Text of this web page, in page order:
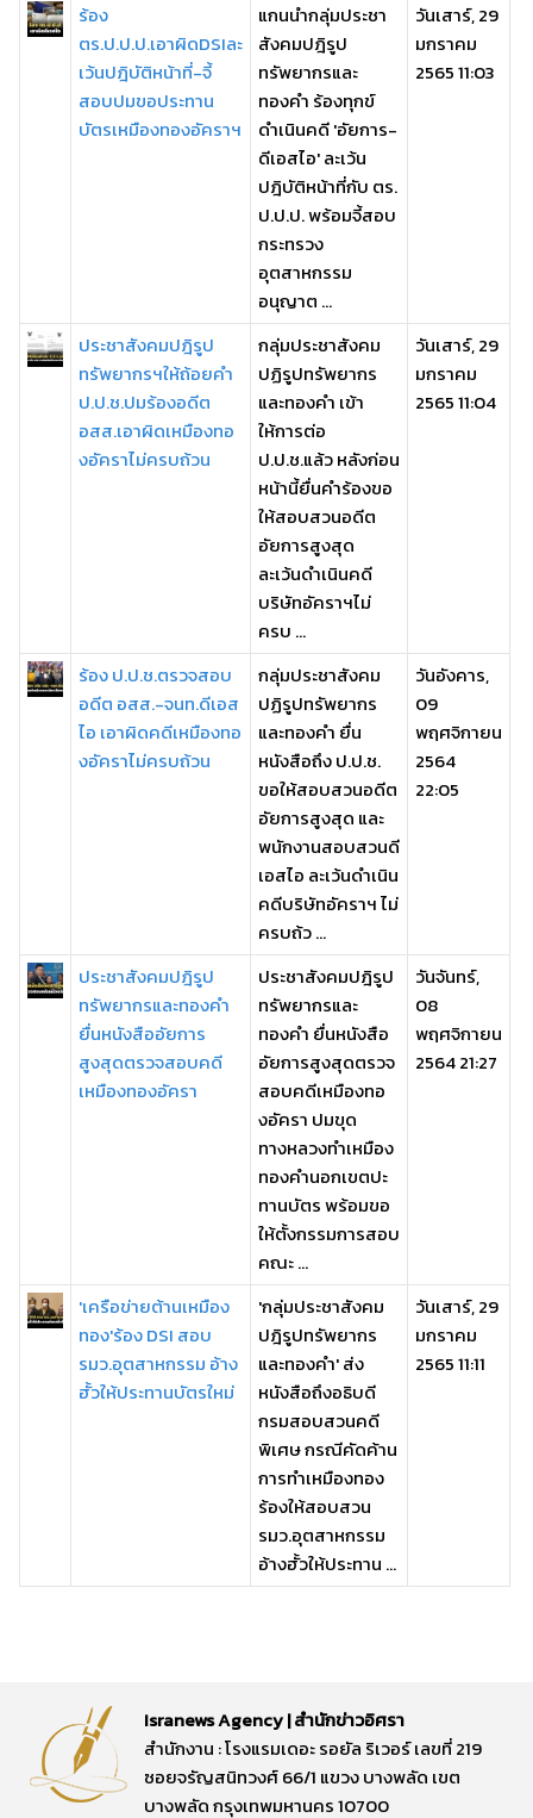
ร้อง
ตร.ป.ป.ป.เอาผิดDSIละ
เว้นปฎิบัติหน้าที่-จี้
สอบปมขอประทาน
บัตรเหมืองทองอัคราฯ
แกนนำกลุ่มประชา
สังคมปฎิรูป
ทรัพยากรและ
ทองคำ ร้องทุกข์
ดำเนินคดี 'อัยการ-
ดีเอสไอ' ละเว้น
ปฎิบัติหน้าที่กับ ตร.
ป.ป.ป. พร้อมจี้สอบ
กระทรวง
อุตสาหกรรม
อนุญาต ...
วันเสาร์, 29
มกราคม
2565 11:03
ประชาสังคมปฎิรูป
ทรัพยากรฯให้ถ้อยคำ
ป.ป.ช.ปมร้องอดีต
อสส.เอาผิดเหมืองทอ
งอัคราไม่ครบถ้วน
กลุ่มประชาสังคม
ปฏิรูปทรัพยากร
และทองคำ เข้า
ให้การต่อ
ป.ป.ช.แล้ว หลังก่อน
หน้านี้ยื่นคำร้องขอ
ให้สอบสวนอดีต
อัยการสูงสุด
ละเว้นดำเนินคดี
บริษัทอัคราฯไม่
ครบ ...
วันเสาร์, 29
มกราคม
2565 11:04
ร้อง ป.ป.ช.ตรวจสอบ
อดีต อสส.-จนท.ดีเอส
ไอ เอาผิดคดีเหมืองทอ
งอัคราไม่ครบถ้วน
กลุ่มประชาสังคม
ปฏิรูปทรัพยากร
และทองคำ ยื่น
หนังสือถึง ป.ป.ช.
ขอให้สอบสวนอดีต
อัยการสูงสุด และ
พนักงานสอบสวนดี
เอสไอ ละเว้นดำเนิน
คดีบริษัทอัคราฯ ไม่
ครบถ้ว ...
วันอังคาร,
09
พฤศจิกายน
2564
22:05
ประชาสังคมปฎิรูป
ทรัพยากรและทองคำ
ยื่นหนังสืออัยการ
สูงสุดตรวจสอบคดี
เหมืองทองอัครา
ประชาสังคมปฎิรูป
ทรัพยากรและ
ทองคำ ยื่นหนังสือ
อัยการสูงสุดตรวจ
สอบคดีเหมืองทอ
งอัครา ปมขุด
ทางหลวงทำเหมือง
ทองคำนอกเขตปะ
ทานบัตร พร้อมขอ
ให้ตั้งกรรมการสอบ
คณะ ...
วันจันทร์,
08
พฤศจิกายน
2564 21:27
'เครือข่ายต้านเหมือง
ทอง'ร้อง DSI สอบ
รมว.อุตสาหกรรม อ้าง
ฮั้วให้ประทานบัตรใหม่
'กลุ่มประชาสังคม
ปฎิรูปทรัพยากร
และทองคำ' ส่ง
หนังสือถึงอธิบดี
กรมสอบสวนคดี
พิเศษ กรณีคัดค้าน
การทำเหมืองทอง
ร้องให้สอบสวน
รมว.อุตสาหกรรม
อ้างฮั้วให้ประทาน ...
วันเสาร์, 29
มกราคม
2565 11:11
Isranews Agency | สำนักข่าวอิศรา
สำนักงาน : โรงแรมเดอะ รอยัล ริเวอร์ เลขที่ 219
ซอยจรัญสนิทวงศ์ 66/1 แขวง บางพลัด เขต
บางพลัด กรุงเทพมหานคร 10700